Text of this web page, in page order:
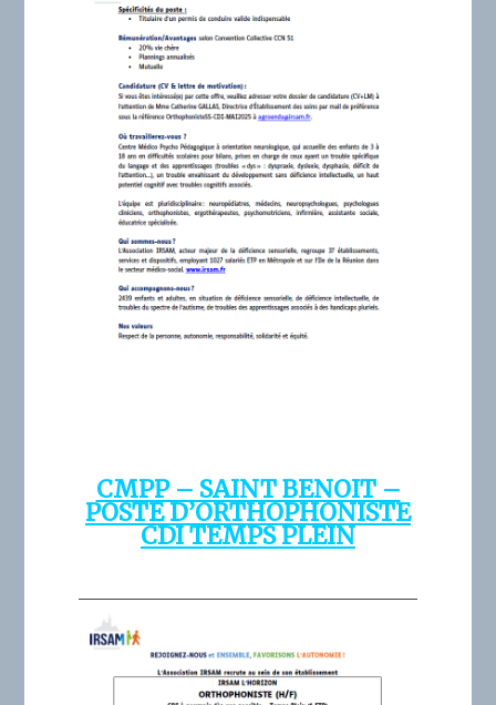
CMPP – SAINT BENOIT –
POSTE D’ORTHOPHONISTE
CDI TEMPS PLEIN